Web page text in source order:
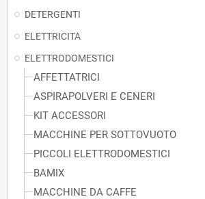
DETERGENTI
ELETTRICITA
ELETTRODOMESTICI
AFFETTATRICI
ASPIRAPOLVERI E CENERI
KIT ACCESSORI
MACCHINE PER SOTTOVUOTO
PICCOLI ELETTRODOMESTICI
BAMIX
MACCHINE DA CAFFE